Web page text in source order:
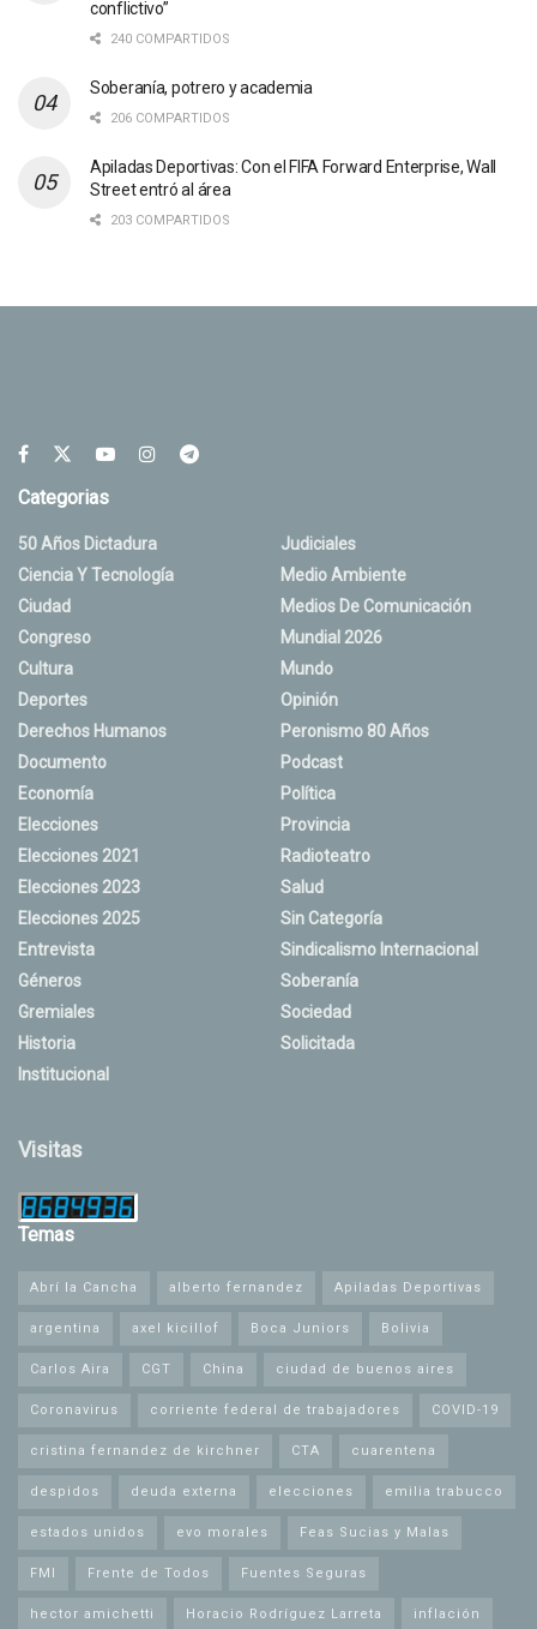
conflictivo”
240 COMPARTIDOS
Soberanía, potrero y academia
206 COMPARTIDOS
Apiladas Deportivas: Con el FIFA Forward Enterprise, Wall
Street entró al área
203 COMPARTIDOS
Categorias
50 Años Dictadura
Ciencia Y Tecnología
Ciudad
Congreso
Cultura
Deportes
Derechos Humanos
Documento
Economía
Elecciones
Elecciones 2021
Elecciones 2023
Elecciones 2025
Entrevista
Géneros
Gremiales
Historia
Institucional
Judiciales
Medio Ambiente
Medios De Comunicación
Mundial 2026
Mundo
Opinión
Peronismo 80 Años
Podcast
Política
Provincia
Radioteatro
Salud
Sin Categoría
Sindicalismo Internacional
Soberanía
Sociedad
Solicitada
Visitas
Temas
Abrí la Cancha alberto fernandez Apiladas Deportivas
argentina axel kicillof Boca Juniors Bolivia
Carlos Aira CGT China ciudad de buenos aires
Coronavirus corriente federal de trabajadores COVID-19
cristina fernandez de kirchner CTA cuarentena
despidos deuda externa elecciones emilia trabucco
estados unidos evo morales Feas Sucias y Malas
FMI Frente de Todos Fuentes Seguras
hector amichetti Horacio Rodríguez Larreta inflación